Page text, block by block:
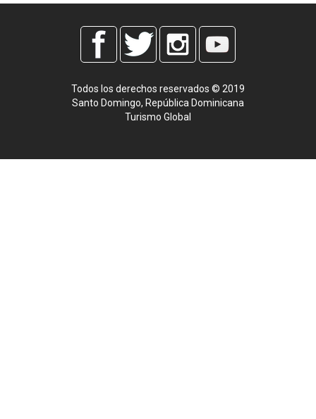
Todos los derechos reservados © 2019
Santo Domingo, República Dominicana
Turismo Global